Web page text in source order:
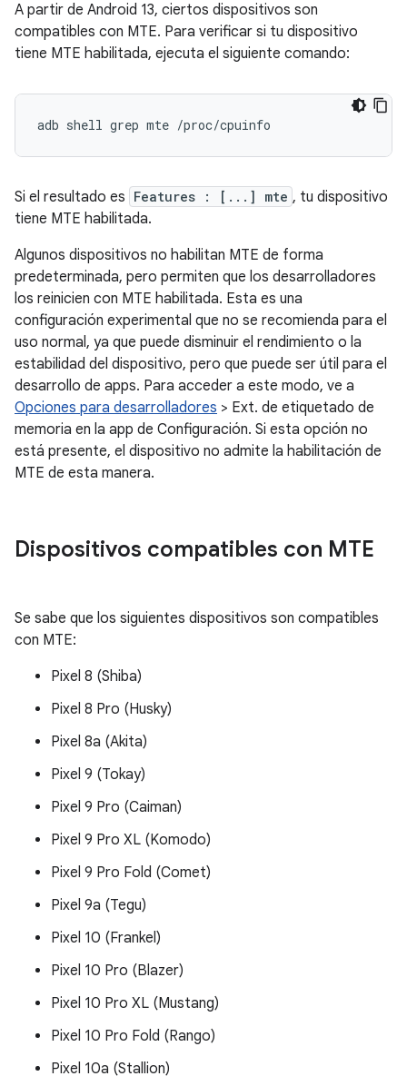
A partir de Android 13, ciertos dispositivos son
compatibles con MTE. Para verificar si tu dispositivo
tiene MTE habilitada, ejecuta el siguiente comando:
adb shell grep mte
Si el resultado es Features : [...] mte , tu dispositivo
tiene MTE habilitada.
Algunos dispositivos no habilitan MTE de forma
predeterminada, pero permiten que los desarrolladores
los reinicien con MTE habilitada. Esta es una
configuración experimental que no se recomienda para el
uso normal, ya que puede disminuir el rendimiento o la
estabilidad del dispositivo, pero que puede ser útil para el
desarrollo de apps. Para acceder a este modo, ve a
Opciones para desarrolladores > Ext. de etiquetado de
memoria en la app de Configuración. Si esta opción no
está presente, el dispositivo no admite la habilitación de
MTE de esta manera.
Dispositivos compatibles con MTE
Se sabe que los siguientes dispositivos son compatibles
con MTE:
Pixel 8 (Shiba)
Pixel 8 Pro (Husky)
Pixel 8a (Akita)
Pixel 9 (Tokay)
Pixel 9 Pro (Caiman)
Pixel 9 Pro XL (Komodo)
Pixel 9 Pro Fold (Comet)
Pixel 9a (Tegu)
Pixel 10 (Frankel)
Pixel 10 Pro (Blazer)
Pixel 10 Pro XL (Mustang)
Pixel 10 Pro Fold (Rango)
Pixel 10a (Stallion)